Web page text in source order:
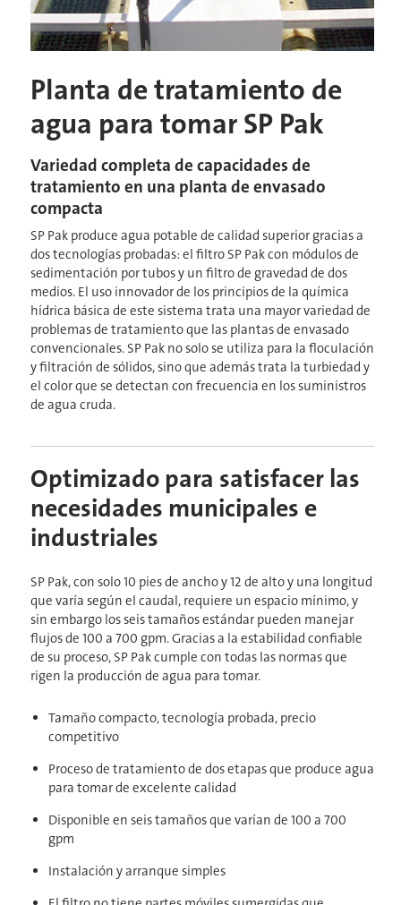
Planta de tratamiento de
agua para tomar SP Pak
Variedad completa de capacidades de
tratamiento en una planta de envasado
compacta
SP Pak produce agua potable de calidad superior gracias a
dos tecnologías probadas: el filtro SP Pak con módulos de
sedimentación por tubos y un filtro de gravedad de dos
medios. El uso innovador de los principios de la química
hídrica básica de este sistema trata una mayor variedad de
problemas de tratamiento que las plantas de envasado
convencionales. SP Pak no solo se utiliza para la floculación
y filtración de sólidos, sino que además trata la turbiedad y
el color que se detectan con frecuencia en los suministros
de agua cruda.
Optimizado para satisfacer las
necesidades municipales e
industriales
SP Pak, con solo 10 pies de ancho y 12 de alto y una longitud
que varía según el caudal, requiere un espacio mínimo, y
sin embargo los seis tamaños estándar pueden manejar
flujos de 100 a 700 gpm. Gracias a la estabilidad confiable
de su proceso,SP Pak cumple con todas las normas que
rigen la producción de agua para tomar.
Tamaño compacto, tecnología probada, precio
competitivo
Proceso de tratamiento de dos etapas que produce agua
para tomar de excelente calidad
Disponible en seis tamaños que varían de 100 a 700
gpm
Instalación y arranque simples